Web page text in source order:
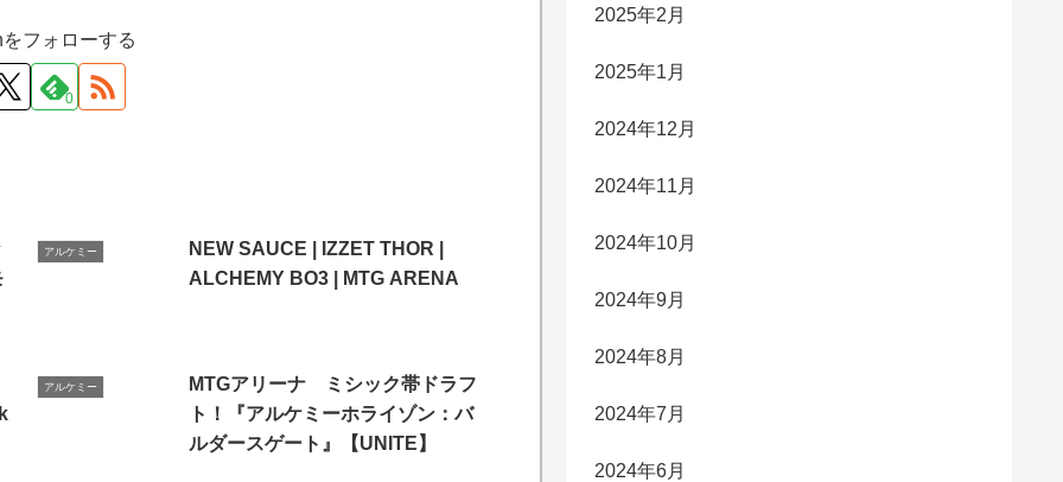
フォローする
0
アルケミー
NEW SAUCE | IZZET THOR |
ALCHEMY BO3 | MTG ARENA
アルケミー
MTGアリーナ ミシック帯ドラフ
ト！『アルケミーホライゾン：バ
ルダースゲート』【UNITE】
2025年2月
2025年1月
2024年12月
2024年11月
2024年10月
2024年9月
2024年8月
2024年7月
2024年6月